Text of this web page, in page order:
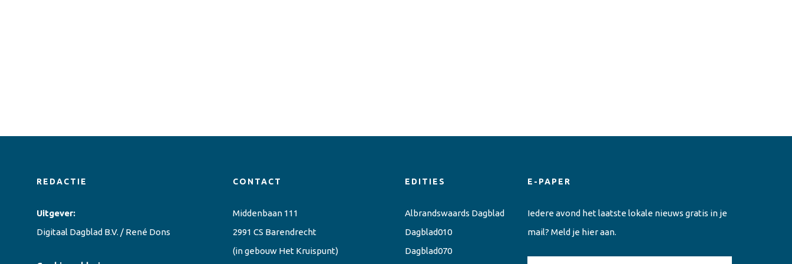
REDACTIE
Uitgever:
Digitaal Dagblad B.V. / René Dons
CONTACT
Middenbaan 111
2991 CS Barendrecht
(in gebouw Het Kruispunt)
EDITIES
Albrandswaards Dagblad
Dagblad010
Dagblad070
E-PAPER
Iedere avond het laatste lokale nieuws gratis in je
mail? Meld je hier aan.